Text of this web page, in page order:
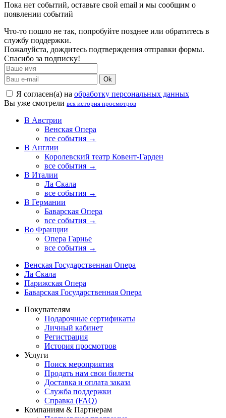
Пока нет событий, оставьте свой email и мы сообщим о
появлении событий
Что-то пошло не так, попробуйте позднее или обратитесь в
службу поддержки.
Пожалуйста, дождитесь подтверждения отправки формы.
Спасибо за подписку!
Ok
Я согласен(а) на обработку персональных данных
Вы уже смотрели вся история просмотров
В Австрии
Венская Опера
все события →
В Англии
Королевский театр Ковент-Гарден
все события →
В Италии
Ла Скала
все события →
В Германии
Баварская Опера
все события →
Во Франции
Опера Гарнье
все события →
Венская Государственная Опера
Ла Скала
Парижская Опера
Баварская Государственная Опера
Покупателям
Подарочные сертификаты
Личный кабинет
Регистрация
История просмотров
Услуги
Поиск мероприятия
Продать нам свои билеты
Доставка и оплата заказа
Служба поддержки
Справка (FAQ)
Компаниям & Партнерам